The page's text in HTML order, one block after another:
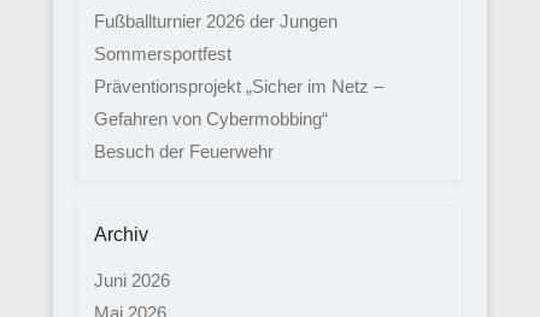
Fußballturnier 2026 der Jungen
Sommersportfest
Präventionsprojekt „Sicher im Netz –
Gefahren von Cybermobbing“
Besuch der Feuerwehr
Archiv
Juni 2026
Mai 2026